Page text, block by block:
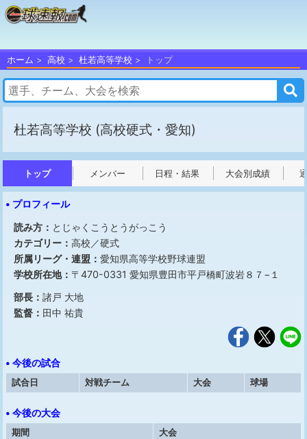
ホーム 高校 杜若高等学校 トップ
杜若高等学校 (高校硬式・愛知)
トップ メンバー 日程・結果 大会別成績
• プロフィール
読み方： とじゃくこうとうがっこう
カテゴリー： 高校／硬式
所属リーグ・連盟： 愛知県高等学校野球連盟
学校所在地： 〒470-0331 愛知県豊田市平戸橋町波岩８７−１
部長： 諸戸 大地
監督： 田中 祐貴
• 今後の試合
試合日
対戦チーム 大会 球場
• 今後の大会
期間
大会